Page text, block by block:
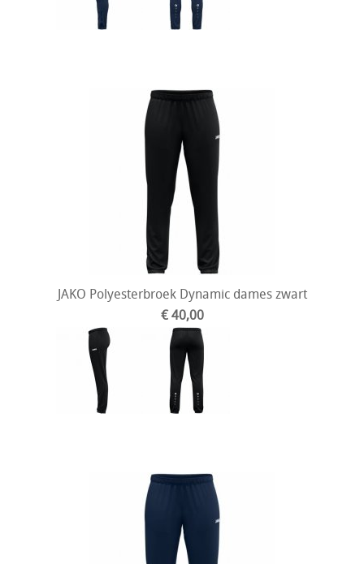
JAKO Polyesterbroek Dynamic dames zwart
€ 40,00